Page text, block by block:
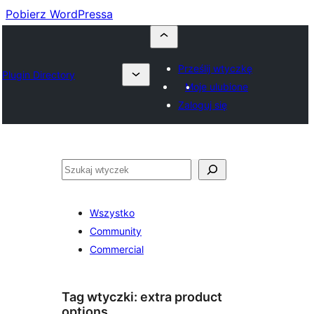
Pobierz WordPressa
Plugin Directory
Prześlij wtyczkę
Moje ulubione
Zaloguj się
Szukaj
Wszystko
Community
Commercial
Tag wtyczki: extra product